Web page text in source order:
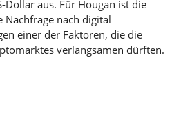
Dollar aus. Für Hougan ist die
nach digital
einer der Faktoren, die die
verlangsamen dürften.